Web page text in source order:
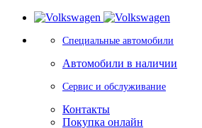
Специальные автомобили
Автомобили в наличии
Сервис и обслуживание
Контакты
Покупка онлайн